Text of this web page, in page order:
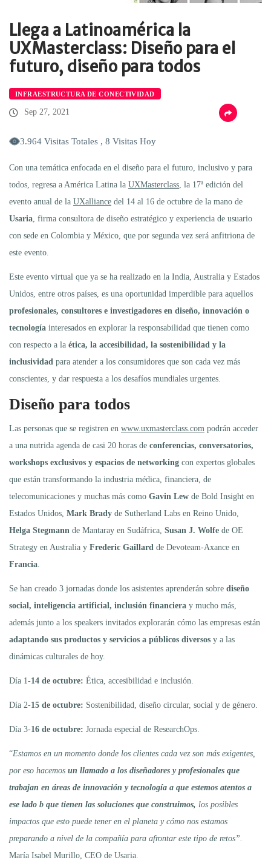
Llega a Latinoamérica la
UXMasterclass: Diseño para el
futuro, diseño para todos
INFRAESTRUCTURA DE CONECTIVIDAD
Sep 27, 2021
3.964 Visitas Totales , 8 Visitas Hoy
Con una temática enfocada en el diseño para el futuro, inclusivo y para
todos, regresa a América Latina la UXMasterclass , la 17ª edición del
evento anual de la UXalliance del 14 al 16 de octubre de la mano de
Usaria , firma consultora de diseño estratégico y experiencia de usuario
con sede en Colombia y México, que por segunda vez será anfitriona de
este evento.
Este evento virtual que ya se ha realizado en la India, Australia y Estados
Unidos, entre otros países, es una oportunidad imperdible para aquellos
profesionales, consultores e investigadores en diseño, innovación o
tecnología interesados en explorar la responsabilidad que tienen como
con respecto a la ética, la accesibilidad, la sostenibilidad y la
inclusividad para atender a los consumidores que son cada vez más
conscientes, y dar respuesta a los desafíos mundiales urgentes.
Diseño para todos
Las personas que se registren en www.uxmasterclass.com podrán acceder
a una nutrida agenda de casi 20 horas de conferencias, conversatorios,
workshops exclusivos y espacios de networking con expertos globales
que están transformando la industria médica, financiera, de
telecomunicaciones y muchas más como Gavin Lew de Bold Insight en
Estados Unidos, Mark Brady de Sutherland Labs en Reino Unido,
Helga Stegmann de Mantaray en Sudáfrica, Susan J. Wolfe de OE
Strategy en Australia y Frederic Gaillard de Devoteam-Axance en
Francia
Se han creado 3 jornadas donde los asistentes aprenderán sobre diseño
social, inteligencia artificial, inclusión financiera y mucho más,
además junto a los speakers invitados explorarán cómo las empresas están
adaptando sus productos y servicios a públicos diversos y a las
dinámicas culturales de hoy.
Día 1-14 de octubre: Ética, accesibilidad e inclusión.
Día 2-15 de octubre: Sostenibilidad, diseño circular, social y de género.
Día 3-16 de octubre: Jornada especial de ResearchOps.
“Estamos en un momento donde los clientes cada vez son más exigentes,
por eso hacemos un llamado a los diseñadores y profesionales que
trabajan en áreas de innovación y tecnología a que estemos atentos a
ese lado b que tienen las soluciones que construimos, los posibles
impactos que esto puede tener en el planeta y cómo nos estamos
preparando a nivel de la compañía para afrontar este tipo de retos”.
María Isabel Murillo, CEO de Usaria.